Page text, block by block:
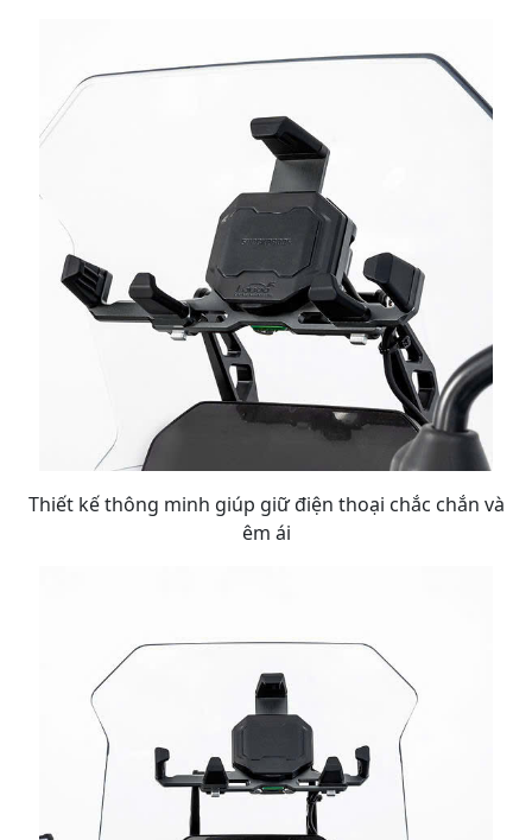
Thiết kế thông minh giúp giữ điện thoại chắc chắn và
êm ái